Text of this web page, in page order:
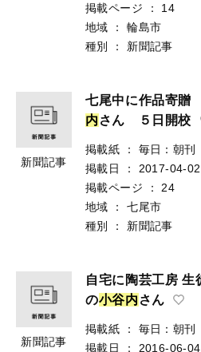
掲載ページ
：
14
地域
：
輪島市
種別
： 新聞記事
新聞記事
七尾中に作品寄
内 さん ５日開校
掲載紙 ：
毎日：朝刊
掲載日
：
2017-04-02
掲載ページ
：
24
地域
：
七尾市
種別
： 新聞記事
新聞記事
自宅に陶芸工房 生
の小谷内 さん
掲載紙 ：
毎日：朝刊
掲載日
：
2016-06-04